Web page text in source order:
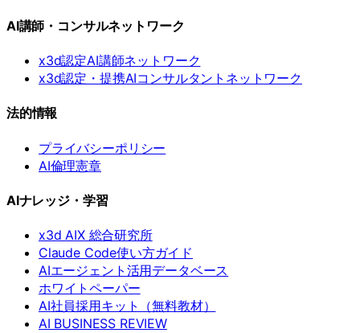
AI講師・コンサルネットワーク
x3d認定AI講師ネットワーク
x3d認定・提携AIコンサルタントネットワーク
法的情報
プライバシーポリシー
AI倫理憲章
AIナレッジ・学習
x3d AIX 総合研究所
Claude Code使い方ガイド
AIエージェント活用データベース
ホワイトペーパー
AI社員採用キット（無料教材）
AI BUSINESS REVIEW